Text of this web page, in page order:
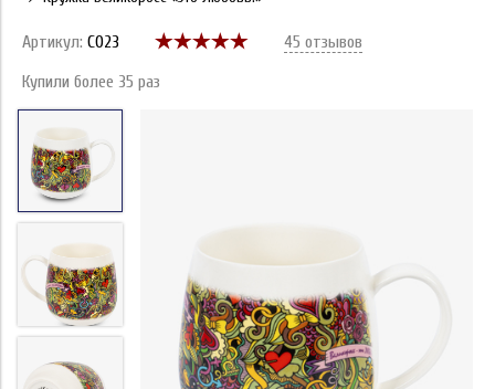
Артикул: C023 45 отзывов
Купили более 35 раз